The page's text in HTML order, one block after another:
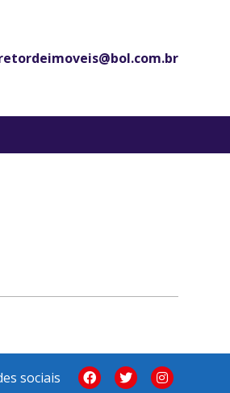
sociais